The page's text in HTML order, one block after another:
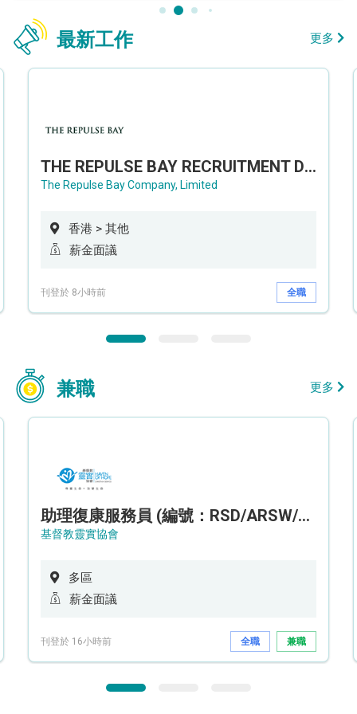
最新工作 更多
THE REPULSE BAY RECRUITMENT DAY 淺水灣影灣園人才招聘會
The Repulse Bay Company, Limited
香港 > 其他
薪金面議
刊登於 8小時前 全職
兼職 更多
助理復康服務員 (編號：RSD/ARSW/CTE)
基督教靈實協會
多區
薪金面議
刊登於 16小時前 全職 兼職